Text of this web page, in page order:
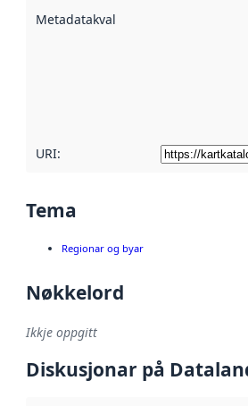
Metadatakvalitet
URI:
Tema
Regionar og byar
Nøkkelord
Ikkje oppgitt
Diskusjonar på